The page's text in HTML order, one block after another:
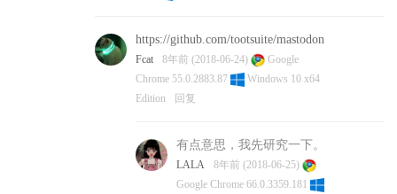
https://github.com/tootsuite/mastodon
Fcat 8年前 (2018-06-24)
Google
Chrome 55.0.2883.87
Windows 10 x64
Edition
回复
有点意思，我先研究一下。
LALA
8年前 (2018-06-25)
Google Chrome 66.0.3359.181